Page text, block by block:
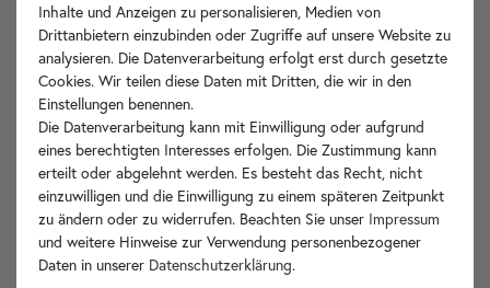
Hersteller-Info
Ihre Vorteile
wohnfreuden.de -
Inhalte und Anzeigen zu personalisieren, Medien von
Drittanbietern einzubinden oder Zugriffe auf unsere Website zu
analysieren. Die Datenverarbeitung erfolgt erst durch gesetzte
Cookies. Wir teilen diese Daten mit Dritten, die wir in den
Einstellungen benennen.
Die Datenverarbeitung kann mit Einwilligung oder aufgrund
eines berechtigten Interesses erfolgen. Die Zustimmung kann
erteilt oder abgelehnt werden. Es besteht das Recht, nicht
einzuwilligen und die Einwilligung zu einem späteren Zeitpunkt
zu ändern oder zu widerrufen. Beachten Sie unser Impressum
und weitere Hinweise zur Verwendung personenbezogener
Daten in unserer Daten­schutz­erklärung.